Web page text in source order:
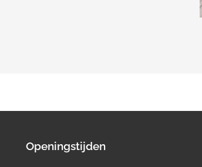
Openingstijden